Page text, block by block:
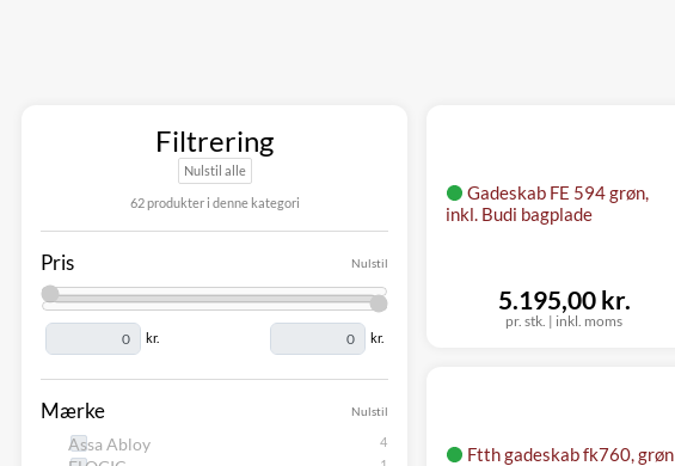
Filtrering
Nulstil alle
62 produkter i denne kategori
Nulstil
Pris
kr. kr.
Nulstil
Mærke
Assa Abloy
Gadeskab FE 594 grøn,
inkl. Budi bagplade
pr. stk. | inkl. moms
5.195,00 kr.
Ftth gadeskab fk760, grøn